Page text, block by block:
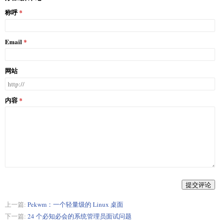
称呼
Email
网站
内容
提交评论
上一篇: Pekwm：一个轻量级的 Linux 桌面
下一篇: 24 个必知必会的系统管理员面试问题